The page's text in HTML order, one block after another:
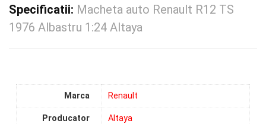
Specificatii: Macheta auto Renault R12 TS
1976 Albastru 1:24 Altaya
Marca Renault
Producator Altaya